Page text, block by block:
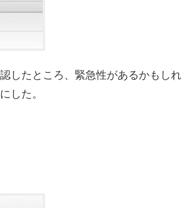
したところ、緊急性があるかもし
した。